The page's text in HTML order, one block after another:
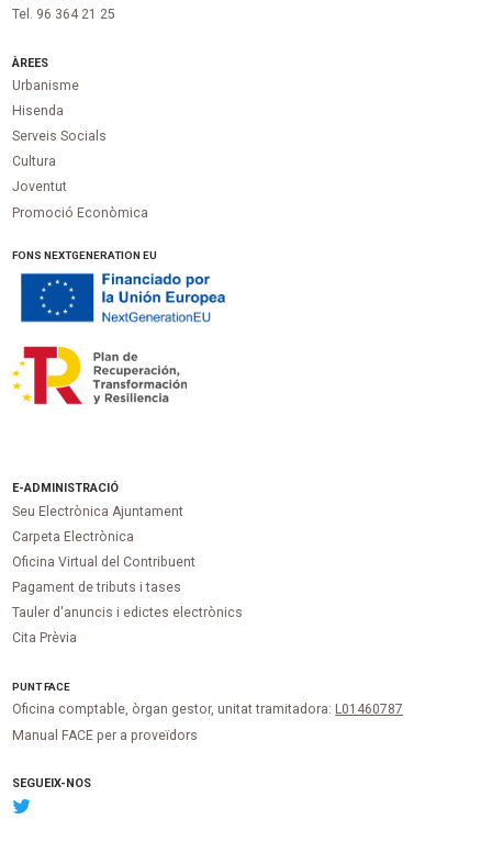
Tel. 96 364 21 25
ÀREES
Urbanisme
Hisenda
Serveis Socials
Cultura
Joventut
Promoció Econòmica
FONS NEXTGENERATION EU
E-ADMINISTRACIÓ
Seu Electrònica Ajuntament
Carpeta Electrònica
Oficina Virtual del Contribuent
Pagament de tributs i tases
Tauler d'anuncis i edictes electrònics
Cita Prèvia
PUNTFACE
Oficina comptable, òrgan gestor, unitat tramitadora: L01460787
Manual FACE per a proveïdors
SEGUEIX-NOS